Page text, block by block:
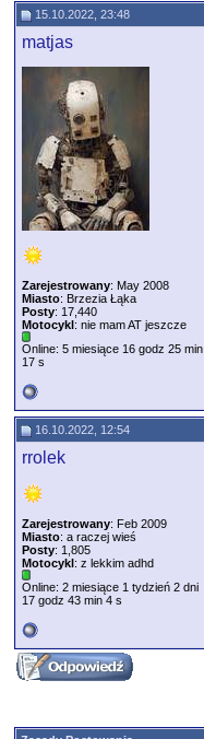
15.10.2022, 23:48
matjas
Zarejestrowany: May 2008
Miasto: Brzezia Łąka
Posty: 17,440
Motocykl: nie mam AT jeszcze
Online: 5 miesiące 16 godz 25 min
17 s
16.10.2022, 12:54
rrolek
Zarejestrowany: Feb 2009
Miasto: a raczej wieś
Posty: 1,805
Motocykl: z lekkim adhd
Online: 2 miesiące 1 tydzień 2 dni
17 godz 43 min 4 s